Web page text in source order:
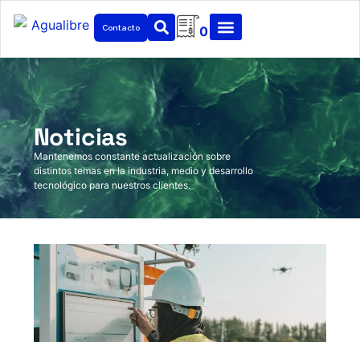
Contacto 0
Noticias
Mantenemos constante actualización sobre
distintos temas en la industria, medio y desarrollo
tecnológico para nuestros clientes.